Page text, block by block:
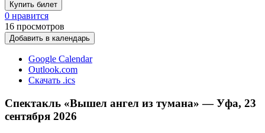
Купить билет
0 нравится
16 просмотров
Добавить в календарь
Google Calendar
Outlook.com
Скачать .ics
Спектакль «Вышел ангел из тумана» — Уфа, 23
сентября 2026